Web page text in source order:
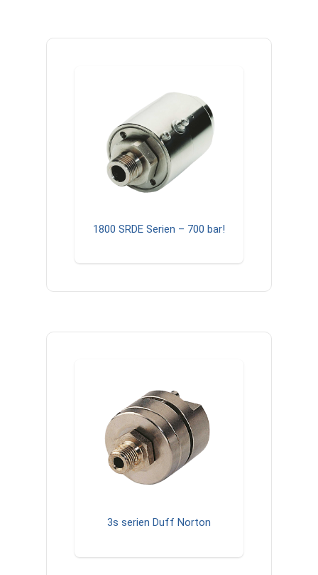
1800 SRDE Serien – 700 bar!
3s serien Duff Norton